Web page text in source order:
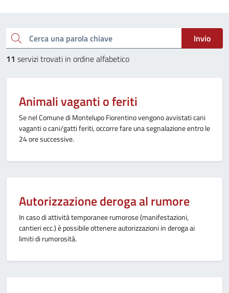
Cerca una parola chiave
Invio
11 servizi trovati in ordine alfabetico
Animali vaganti o feriti
Se nel Comune di Montelupo Fiorentino vengono avvistati cani
vaganti o cani/gatti feriti, occorre fare una segnalazione entro le
24 ore successive.
Autorizzazione deroga al rumore
In caso di attività temporanee rumorose (manifestazioni,
cantieri ecc.) è possibile ottenere autorizzazioni in deroga ai
limiti di rumorosità.